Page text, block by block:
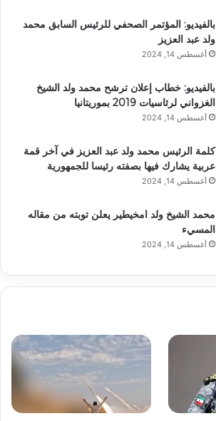
بالفيديو: المؤتمر الصحفي للرئيس السابق محمد
ولد عبد العزيز
أغسطس 14, 2024
بالفيديو: خطاب إعلان ترشح محمد ولد الشيخ
الغزواني لرئاسيات 2019 بموريتانيا
أغسطس 14, 2024
كلمة الرئيس محمد ولد عبد العزيز في آخر قمة
عربية يشارك فيها بصفته رئيسا للجمهورية
أغسطس 14, 2024
محمد الشيخ ولد امخيطير يعلن توبته من مقاله
المسيء
أغسطس 14, 2024